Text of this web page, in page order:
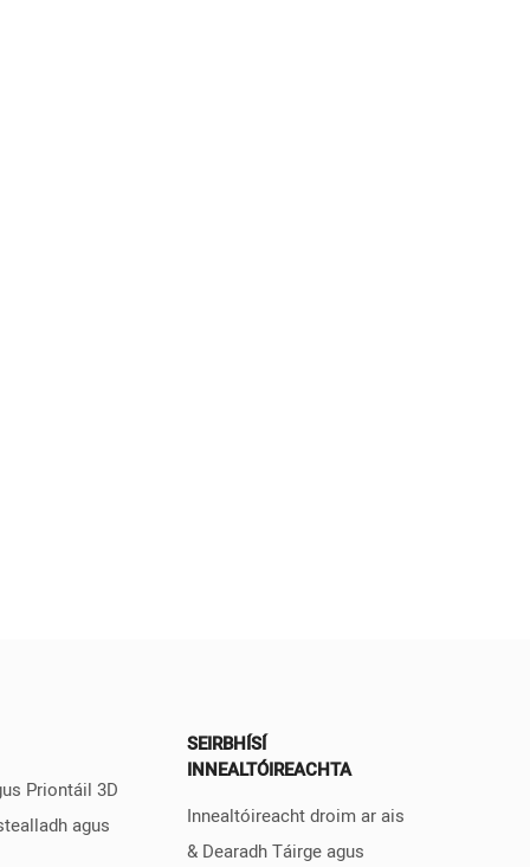
Priontáil 3D
agus
SEIRBHÍSÍ
INNEALTÓIREACHTA
Innealtóireacht droim ar ais
& Dearadh Táirge agus